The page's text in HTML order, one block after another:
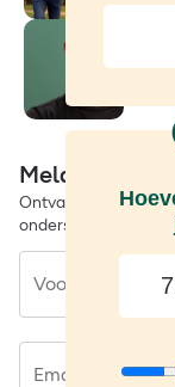
Meld je aan
Ontvang daarnaast
ondersteuning van
Voornaam
Email